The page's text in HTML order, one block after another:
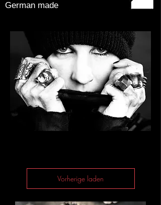
German made
Vorherige laden